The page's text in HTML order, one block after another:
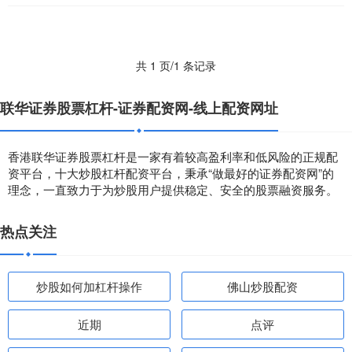
共 1 页/1 条记录
联华证券股票杠杆-证券配资网-线上配资网址
香港联华证券股票杠杆是一家有着较高盈利率和低风险的正规配
资平台，十大炒股杠杆配资平台，秉承“做最好的证券配资网”的
理念，一直致力于为炒股用户提供稳定、安全的股票融资服务。
热点关注
炒股如何加杠杆操作 佛山炒股配资
近期 点评